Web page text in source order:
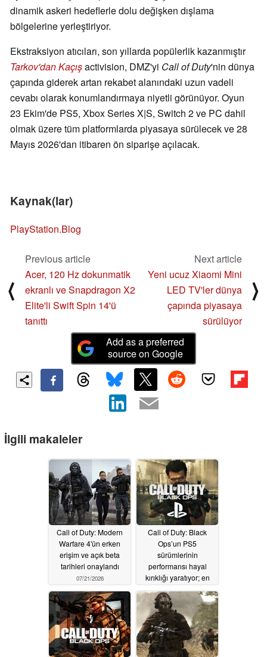
dinamik askeri hedeflerle dolu değişken dışlama
bölgelerine yerleştiriyor.
Ekstraksiyon atıcıları, son yıllarda popülerlik kazanmıştır
Tarkov'dan Kaçışactivision, DMZ'yi Call of Duty'nin dünya
çapında giderek artan rekabet alanındaki uzun vadeli
cevabı olarak konumlandırmaya niyetli görünüyor. Oyun
23 Ekim'de PS5, Xbox Series X|S, Switch 2 ve PC dahil
olmak üzere tüm platformlarda piyasaya sürülecek ve 28
Mayıs 2026'dan itibaren ön siparişe açılacak.
Kaynak(lar)
PlayStation.Blog
⟨
Previous article
Acer, 120 Hz dokunmatik
ekranlı ve Snapdragon X2
Elite'li Swift Spin 14'ü
tanıttı
Next article
Yeni ucuz Xiaomi Mini
LED TV'ler dünya
çapında piyasaya
sürülüyor
⟩
Add as a preferred
source on Google
İlgili makaleler
Call of Duty: Modern
Warfare 4'ün erken
erişim ve açık beta
tarihleri onaylandı
07/21/2026
Call of Duty: Black
Ops’un PS5
sürümlerinin
performansı hayal
kırıklığı yaratıyor; en
1080p/60Hz ile sınırlı
07/11/2026